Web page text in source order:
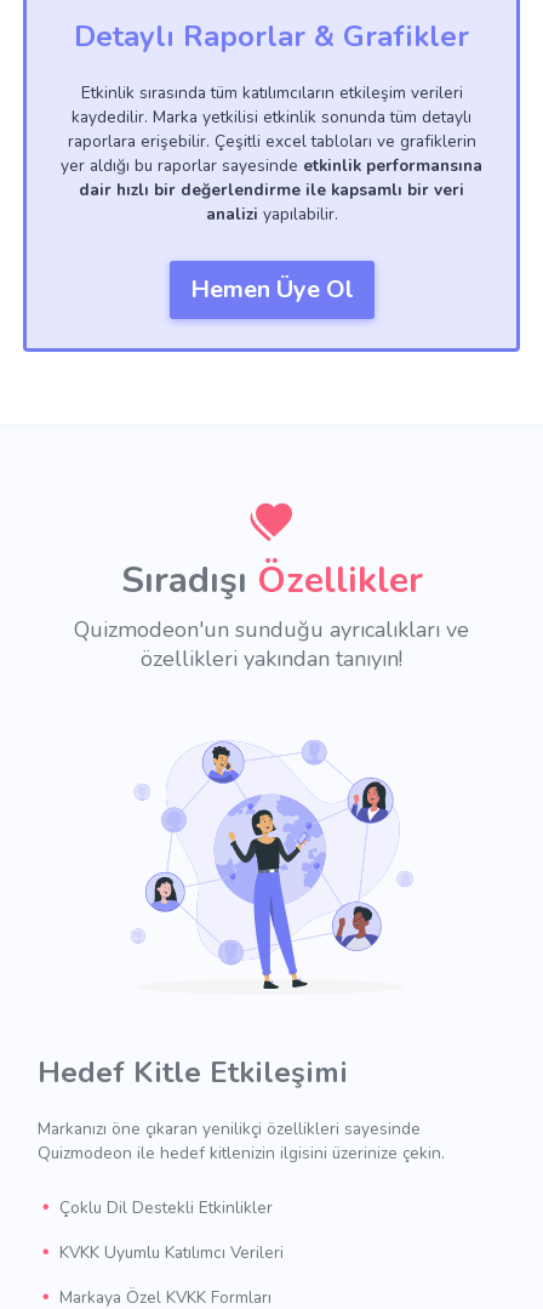
Detaylı Raporlar & Grafikler
Etkinlik sırasında tüm katılımcıların etkileşim verileri
kaydedilir. Marka yetkilisi etkinlik sonunda tüm detaylı
raporlara erişebilir. Çeşitli excel tabloları ve grafiklerin
yer aldığı bu raporlar sayesinde etkinlik performansına
dair hızlı bir değerlendirme ile kapsamlı bir veri
analizi yapılabilir.
Hemen Üye Ol
Sıradışı Özellikler
Quizmodeon'un sunduğu ayrıcalıkları ve
özellikleri yakından tanıyın!
Hedef Kitle Etkileşimi
Markanızı öne çıkaran yenilikçi özellikleri sayesinde
Quizmodeon ile hedef kitlenizin ilgisini üzerinize çekin.
Çoklu Dil Destekli Etkinlikler
KVKK Uyumlu Katılımcı Verileri
Markaya Özel KVKK Formları